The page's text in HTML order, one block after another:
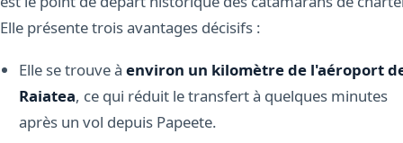
Elle présente trois avantages décisifs :
Elle se trouve à environ un kilomètre de l'aéroport
Raiatea, ce qui réduit le transfert à quelques minutes
après un vol depuis Papeete.